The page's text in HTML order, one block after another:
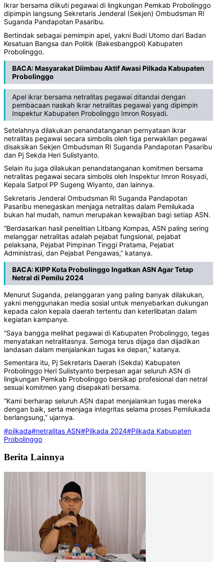
Ikrar bersama diikuti pegawai di lingkungan Pemkab Probolinggo
dipimpin langsung Sekretaris Jenderal (Sekjen) Ombudsman RI
Suganda Pandapotan Pasaribu.
Bertindak sebagai pemimpin apel, yakni Budi Utomo dari Badan
Kesatuan Bangsa dan Politik (Bakesbangpol) Kabupaten
Probolinggo.
BACA:Masyarakat Diimbau Aktif Awasi Pilkada Kabupaten
Probolinggo
Apel ikrar bersama netralitas pegawai ditandai dengan
pembacaan naskah ikrar netralitas pegawai yang dipimpin
Inspektur Kabupaten Probolinggo Imron Rosyadi.
Setelahnya dilakukan penandatanganan pernyataan ikrar
netralitas pegawai secara simbolis oleh tiga perwakilan pegawai
disaksikan Sekjen Ombudsman RI Suganda Pandapotan Pasaribu
dan Pj Sekda Heri Sulistyanto.
Selain itu juga dilakukan penandatanganan komitmen bersama
netralitas pegawai secara simbolis oleh Inspektur Imron Rosyadi,
Kepala Satpol PP Sugeng Wiyanto, dan lainnya.
Sekretaris Jenderal Ombudsman RI Suganda Pandapotan
Pasaribu menegaskan menjaga netralitas dalam Pemilukada
bukan hal mudah, namun merupakan kewajiban bagi setiap ASN.
“Berdasarkan hasil penelitian Litbang Kompas, ASN paling sering
melanggar netralitas adalah pejabat fungsional, pejabat
pelaksana, Pejabat Pimpinan Tinggi Pratama, Pejabat
Administrasi, dan Pejabat Pengawas,” katanya.
BACA:KIPP Kota Probolinggo Ingatkan ASN Agar Tetap
Netral di Pemilu 2024
Menurut Suganda, pelanggaran yang paling banyak dilakukan,
yakni menggunakan media sosial untuk menyebarkan dukungan
kepada calon kepala daerah tertentu dan keterlibatan dalam
kegiatan kampanye.
“Saya bangga melihat pegawai di Kabupaten Probolinggo, tegas
menyatakan netralitasnya. Semoga terus dijaga dan dijadikan
landasan dalam menjalankan tugas ke depan,” katanya.
Sementara itu, Pj Sekretaris Daerah (Sekda) Kabupaten
Probolinggo Heri Sulistyanto berpesan agar seluruh ASN di
lingkungan Pemkab Probolinggo bersikap profesional dan netral
sesuai komitmen yang disepakati bersama.
“Kami berharap seluruh ASN dapat menjalankan tugas mereka
dengan baik, serta menjaga integritas selama proses Pemilukada
berlangsung,” ujarnya.
#pilkada#netralitas ASN#Pilkada 2024#Pilkada Kabupaten
Probolinggo
Berita Lainnya